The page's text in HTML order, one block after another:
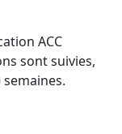
ACC
sont suivies,